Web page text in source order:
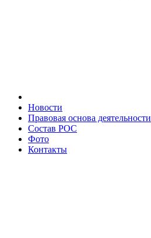
Новости
Правовая основа деятельности
Состав РОС
Фото
Контакты